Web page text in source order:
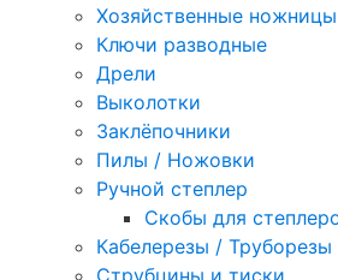
Хозяйственные ножницы
Ключи разводные
Дрели
Выколотки
Заклёпочники
Пилы / Ножовки
Ручной степлер
Скобы для
Кабелерезы / Труборезы
Струбцины и тиски